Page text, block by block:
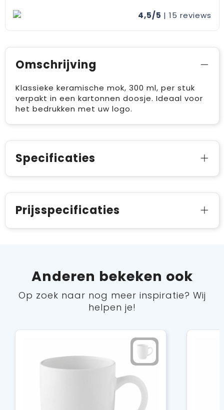
4,5/5 | 15 reviews
Omschrijving
Klassieke keramische mok, 300 ml, per stuk
verpakt in een kartonnen doosje. Ideaal voor
het bedrukken met uw logo.
Specificaties
Prijsspecificaties
Anderen bekeken ook
Op zoek naar nog meer inspiratie? Wij
helpen je!